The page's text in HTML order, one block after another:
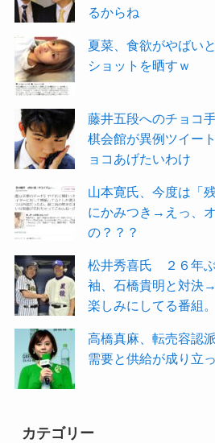
るからね
夏菜、食欲がやばい
ショットを晒すｗ
藤井五段へのチョコ
棋会館が異例ツイー
ョコあげたいわけ
山本寛氏、今度は「
にかみつき→えっ、
の？？？
松井秀喜氏 ２６年
袖、石橋貴明と対決
楽しみにしてる番組。
高橋真麻、転売容認
需要と供給が成り立
カテゴリー